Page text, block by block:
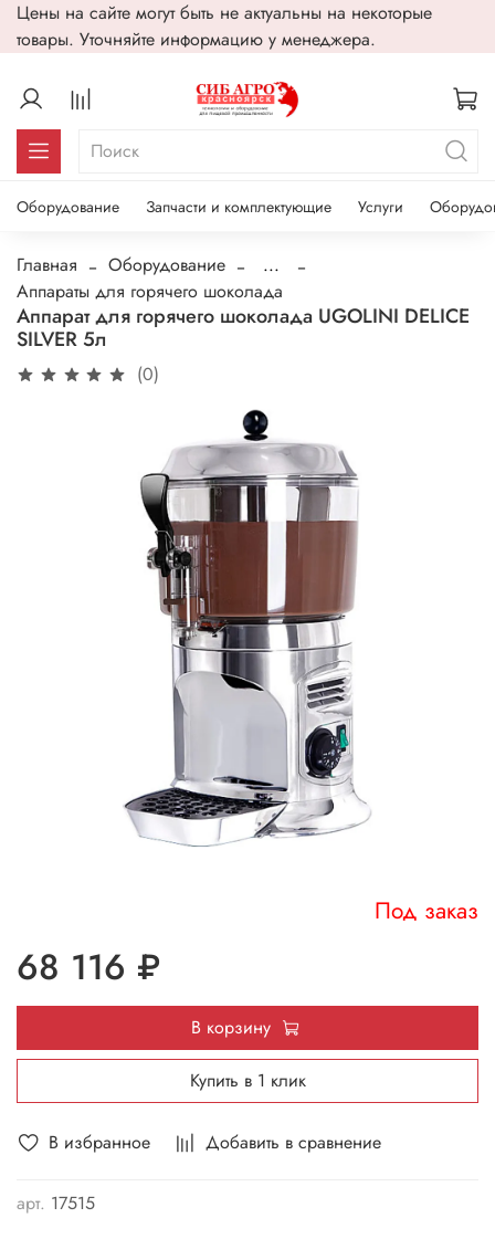
Цены на сайте могут быть не актуальны на некоторые
товары. Уточняйте информацию у менеджера.
Оборудование Запчасти и комплектующие Услуги
Главная Оборудование
...
Аппараты для горячего шоколада
Аппарат для горячего шоколада UGOLINI DELICE
SILVER 5л
(0)
В избранное Добавить в сравнение
арт. 17515
Под заказ
68 116 ₽
В корзину
Купить в 1 клик